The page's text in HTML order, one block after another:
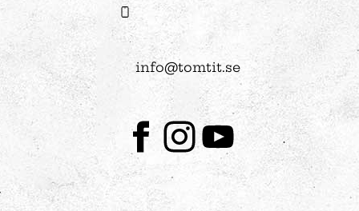
info@tomtit.se